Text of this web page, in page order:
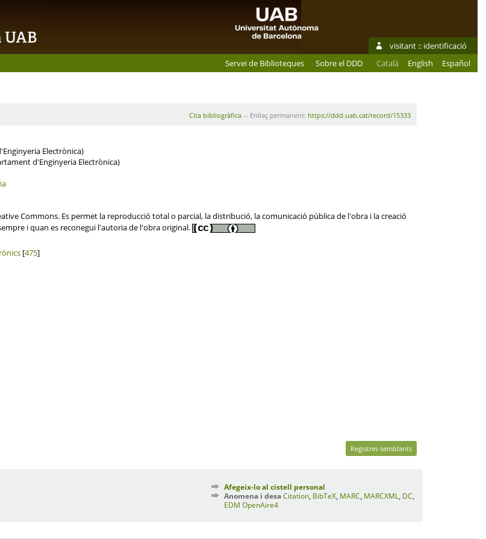
visitant :: identificació
Servei de Biblioteques Sobre el DDD Català English Español
Cita bibliogràfica-- Enllaç permanent: https://ddd.uab.cat/record/15333
Electrònica)
d'Enginyeria Electrònica)
Commons. Es permet la reproducció total o parcial, la distribució, la comunicació pública de l'obra i la creació
i quan es reconegui l'autoria de l'obra original.
[475]
Registres semblants
Afegeix-lo al cistell personal
Anomena i desaCitation BibTeX MARC MARCXML DC
EDM OpenAire4